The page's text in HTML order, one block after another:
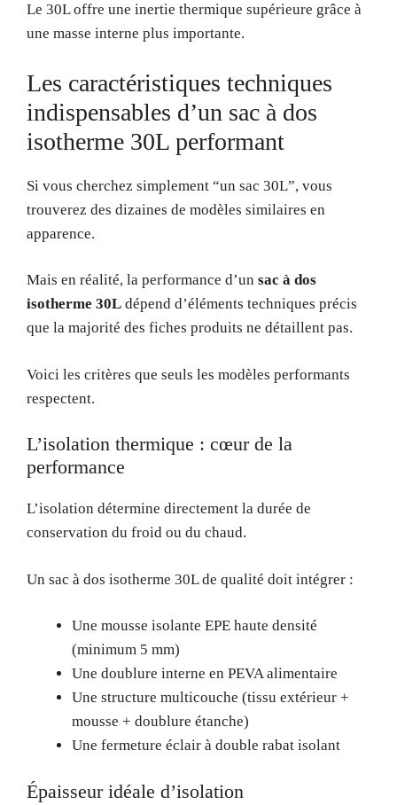
Le 30L offre une inertie thermique supérieure grâce à
une masse interne plus importante.
Les caractéristiques techniques
indispensables d’un sac à dos
isotherme 30L performant
Si vous cherchez simplement “un sac 30L”, vous
trouverez des dizaines de modèles similaires en
apparence.
Mais en réalité, la performance d’un sac à dos
isotherme 30L dépend d’éléments techniques précis
que la majorité des fiches produits ne détaillent pas.
Voici les critères que seuls les modèles performants
respectent.
L’isolation thermique : cœur de la
performance
L’isolation détermine directement la durée de
conservation du froid ou du chaud.
Un sac à dos isotherme 30L de qualité doit intégrer :
Une mousse isolante EPE haute densité
(minimum 5 mm)
Une doublure interne en PEVA alimentaire
Une structure multicouche (tissu extérieur +
mousse + doublure étanche)
Une fermeture éclair à double rabat isolant
Épaisseur idéale d’isolation